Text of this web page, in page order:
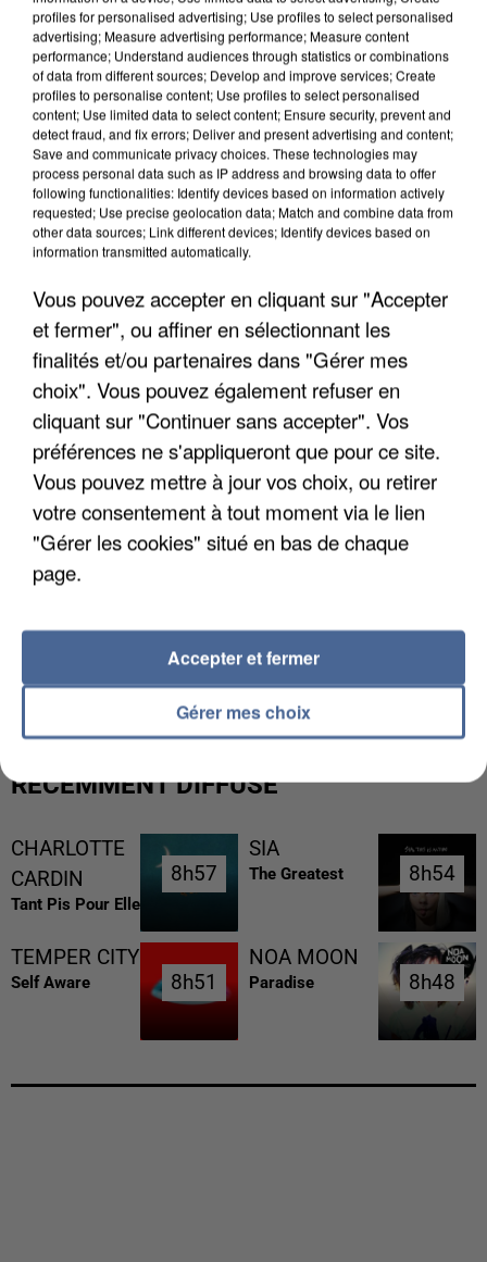
UNE TOURISTE DE L’OISE EMPORTÉE PAR UNE
COULÉE DE BOUE EN HAUTE-SAVOIE
INTERMARCHÉ APRÈS UNE...
RÉCEMMENT DIFFUSÉ
CHARLOTTE
CARDIN
Tant Pis Pour Elle
8h57
8h57
SIA
The Greatest 8h54
8h54
TEMPER CITY
Self Aware 8h51
8h51
NOA MOON
Paradise 8h48
8h48
profiles for personalised advertising; Use profiles to select personalised
advertising; Measure advertising performance; Measure content
performance; Understand audiences through statistics or combinations
of data from different sources; Develop and improve services; Create
profiles to personalise content; Use profiles to select personalised
content; Use limited data to select content; Ensure security, prevent and
detect fraud, and fix errors; Deliver and present advertising and content;
Save and communicate privacy choices. These technologies may
process personal data such as IP address and browsing data to offer
following functionalities: Identify devices based on information actively
requested; Use precise geolocation data; Match and combine data from
other data sources; Link different devices; Identify devices based on
information transmitted automatically.
Vous pouvez accepter en cliquant sur "Accepter
et fermer", ou affiner en sélectionnant les
finalités et/ou partenaires dans "Gérer mes
choix". Vous pouvez également refuser en
cliquant sur "Continuer sans accepter". Vos
préférences ne s'appliqueront que pour ce site.
Vous pouvez mettre à jour vos choix, ou retirer
votre consentement à tout moment via le lien
"Gérer les cookies" situé en bas de chaque
page.
Gérer mes choix
Accepter et fermer